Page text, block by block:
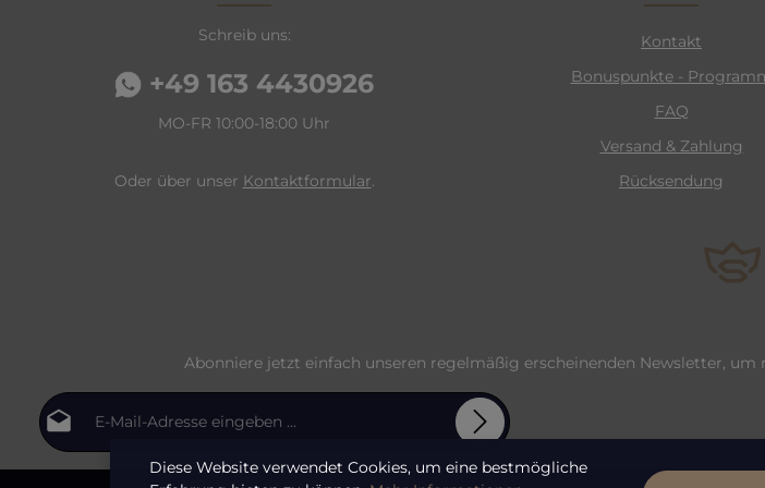
Schreib uns:
+49 163 4430926
MO-FR 10:00-18:00 Uhr
Oder über unser Kontaktformular.
Kontakt
Bonuspunkte -
FAQ
Versand & Zahlung
Rücksendung
Abonniere jetzt einfach unseren regelmäßig erscheinenden Newsletter,
DatenschutzDiese Website verwendet Cookies, um eine bestmögliche